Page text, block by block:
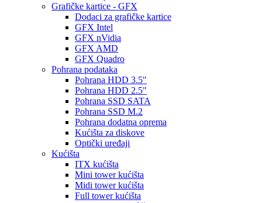
Grafičke kartice - GFX
Dodaci za grafičke kartice
GFX Intel
GFX nVidia
GFX AMD
GFX Quadro
Pohrana podataka
Pohrana HDD 3.5"
Pohrana HDD 2.5"
Pohrana SSD SATA
Pohrana SSD M.2
Pohrana dodatna oprema
Kućišta za diskove
Optički uređaji
Kućišta
ITX kućišta
Mini tower kućišta
Midi tower kućišta
Full tower kućišta